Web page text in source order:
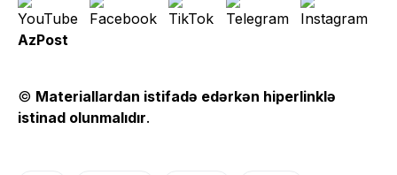
AzPost
© Materiallardan istifadə edərkən hiperlinklə
istinad olunmalıdır.